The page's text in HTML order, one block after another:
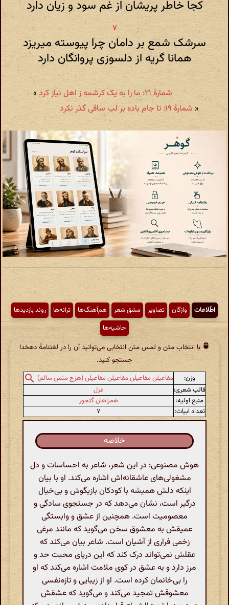
کجا خاطر پریشان از غم سود و زیان دارد
سرشک شمع بر دامان چرا پیوسته میریزد
همانا گریه از دلسوزی پروانگان دارد
شمارهٔ ۲۱: ما را به یک کرشمه ز اهل نیاز کرد
»
« شمارهٔ ۱۹: تا جام باده بر لب ساقی گذر نکرد
اطّلاعات واژگان تصاویر مشق شعر هم‌آهنگ‌ها ترانه‌ها
روند بازدیدها
حاشیه‌ها
با انتخاب متن و لمس متن انتخابی می‌توانید آن را در لغتنامهٔ دهخدا
جستجو کنید.
وزن:
مفاعیلن مفاعیلن مفاعیلن مفاعیلن (هزج مثمن سالم)
قالب شعری:
غزل
منبع اولیه:
همراهان گنجور
تعداد ابیات:
۷
خلاصه
هوش مصنوعی: در این شعر، شاعر به احساسات و دل
مشغولی‌های عاشقانه‌اش اشاره می‌کند. او با بیان
اینکه دلش همیشه با کودکان بازیگوش و بی‌خیال
درگیر است، نشان می‌دهد که در جستجوی سادگی و
معصومیت است. همچنین از عشق و وابستگی
عمیقش به معشوق سخن می‌گوید که مانند مرغی
زخمی فراری از آشیان است. شاعر بیان می‌کند که
عقلش نمی‌تواند درک کند که این دریای محبت حد و
مرز دارد و به عشق در کوی ملامت اشاره می‌کند که او
را بی‌خانمان کرده است. او از زیبایی و تازه‌نفسی
معشوقش تمجید می‌کند و می‌گوید که عشقش